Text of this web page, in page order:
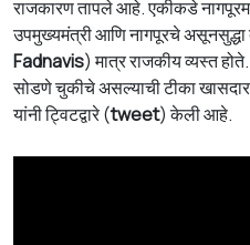
राजकारण तापले आहे. एकीकडे
उपमुख्यमंत्री आणि नागपूरचे
Fadnavis) मात्र राजकीय व्यस्त होते.
सोडणे चुकीचे असल्याची टीका
यांनी ट्विटद्वारे (tweet) केली आहे.